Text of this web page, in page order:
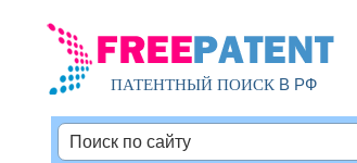
ПАТЕНТНЫЙ ПОИСКВ РФ